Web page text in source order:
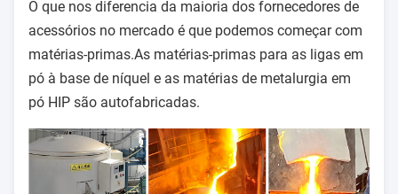
O que nos diferencia da maioria dos fornecedores de
acessórios no mercado é que podemos começar com
matérias-primas.As matérias-primas para as ligas em
pó à base de níquel e as matérias de metalurgia em
pó HIP são autofabricadas.